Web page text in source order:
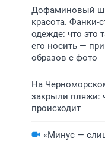
Дофаминовый
красота. Фанки-
одежде: что это
его носить —
образов с фото
На
закрыли пляжи:
происходит
«Минус —